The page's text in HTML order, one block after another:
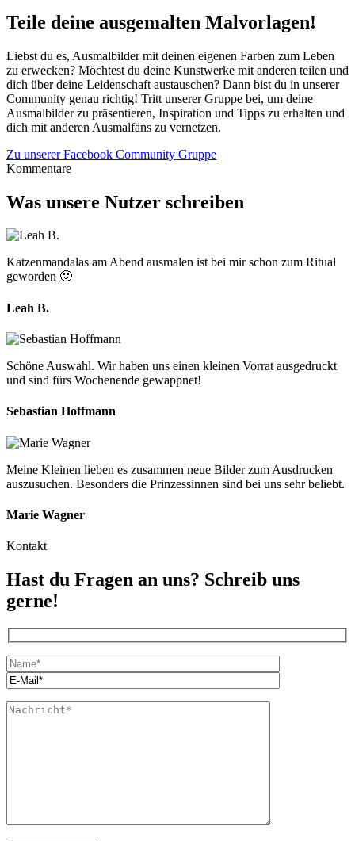
Teile deine ausgemalten Malvorlagen!
Liebst du es, Ausmalbilder mit deinen eigenen Farben zum Leben
zu erwecken? Möchtest du deine Kunstwerke mit anderen teilen und
dich über deine Leidenschaft austauschen? Dann bist du in unserer
Community genau richtig! Tritt unserer Gruppe bei, um deine
Ausmalbilder zu präsentieren, Inspiration und Tipps zu erhalten und
dich mit anderen Ausmalfans zu vernetzen.
Zu unserer Facebook Community Gruppe
Kommentare
Was unsere Nutzer schreiben
Katzenmandalas am Abend ausmalen ist bei mir schon zum Ritual
geworden 🙂
Leah B.
Schöne Auswahl. Wir haben uns einen kleinen Vorrat ausgedruckt
und sind fürs Wochenende gewappnet!
Sebastian Hoffmann
Meine Kleinen lieben es zusammen neue Bilder zum Ausdrucken
auszusuchen. Besonders die Prinzessinnen sind bei uns sehr beliebt.
Marie Wagner
Kontakt
Hast du Fragen an uns? Schreib uns
gerne!